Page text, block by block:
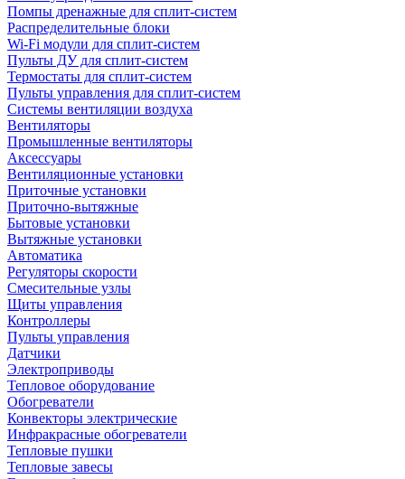
Помпы дренажные для сплит-систем
Распределительные блоки
Wi-Fi модули для сплит-систем
Пульты ДУ для сплит-систем
Термостаты для сплит-систем
Пульты управления для сплит-систем
Системы вентиляции воздуха
Вентиляторы
Промышленные вентиляторы
Аксессуары
Вентиляционные установки
Приточные установки
Приточно-вытяжные
Бытовые установки
Вытяжные установки
Автоматика
Регуляторы скорости
Смесительные узлы
Щиты управления
Контроллеры
Пульты управления
Датчики
Электроприводы
Тепловое оборудование
Обогреватели
Конвекторы электрические
Инфракрасные обогреватели
Тепловые пушки
Тепловые завесы